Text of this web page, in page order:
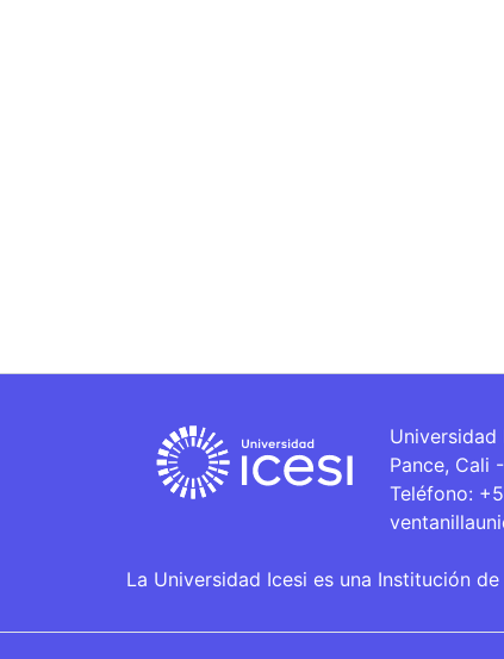
Universidad
Pance, Cali
Teléfono:
La Universidad Icesi es una Institución